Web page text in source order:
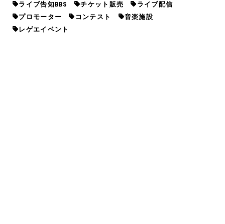
ライブ告知BBS
チケット販売
ライブ配信
プロモーター
コンテスト
音楽施設
レゲエイベント